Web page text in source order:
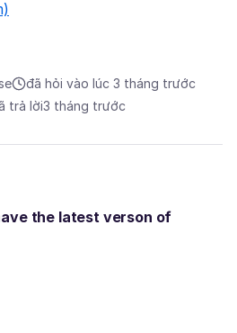
đã hỏi vào lúc 3 tháng trước
trả lời3 tháng trước
the latest verson of